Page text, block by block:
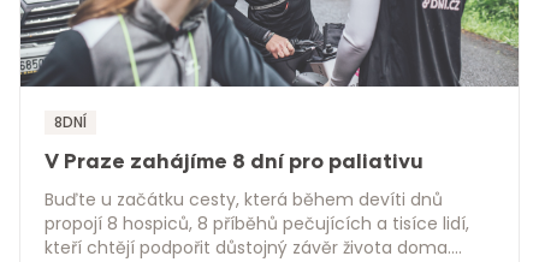
8DNÍ
V Praze zahájíme 8 dní pro paliativu
Buďte u začátku cesty, která během devíti dnů
propojí 8 hospiců, 8 příběhů pečujících a tisíce lidí,
kteří chtějí podpořit důstojný závěr života doma.